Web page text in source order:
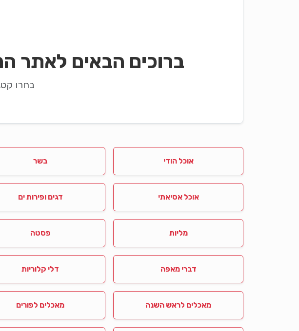
ברוכים הבאים לאתר
בחרו
אוכל הודי בשר
אוכל אסיאתי דגים ופירות ים
מליות פסטה
דברי מאפה דלי קלוריות
מאכלים לראש השנה מאכלים לפורים